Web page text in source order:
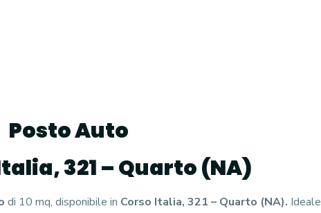
Posto Auto
321 – Quarto (NA)
di 10 mq, disponibile in Corso Italia, 321 – Quarto (NA). Ideale